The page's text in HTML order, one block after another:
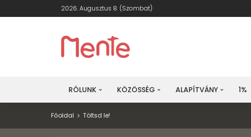
2026. Augusztus 8. (szombat)
RÓLUNK KÖZÖSSÉG ALAPÍTVÁNY 1%
Főoldal Töltsd le!